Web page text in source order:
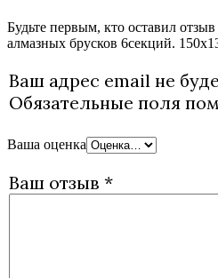
Будьте первым, кто оставил
алмазных брусков 6секций.
Ваш адрес email не
Обязательные поля
Ваша оценка
Ваш отзыв *